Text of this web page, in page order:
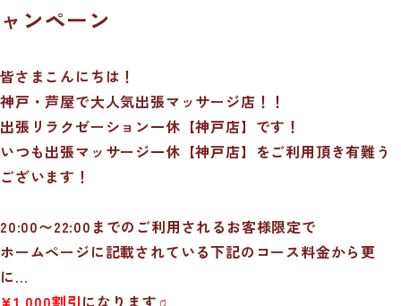
ャンペーン
皆さまこんにちは！
神戸・芦屋で大人気出張マッサージ店！！
出張リラクゼーション一休【神戸店】です！
いつも出張マッサージ一休【神戸店】をご利用頂き有難う
ございます！
20:00〜22:00までのご利用されるお客様限定で
ホームページに記載されている下記のコース料金から更
に…
¥1,000割引になります♫